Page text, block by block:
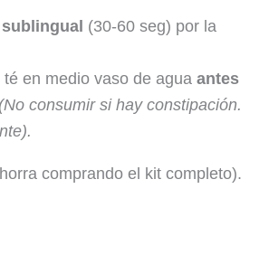
sublingual (30-60 seg) por la
té en medio vaso de aguaantes
(No consumir si hay constipación.
comprando el kit completo).